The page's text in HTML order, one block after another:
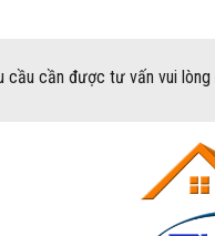
cầu cần được tư vấn vui